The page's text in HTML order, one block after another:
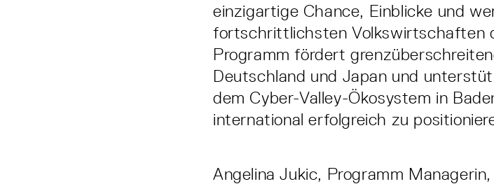
einzigartige Chance, Einblicke und
fortschrittlichsten Volkswirtschaften
Programm fördert
Deutschland und Japan und
dem Cyber-Valley-Ökosystem in
international erfolgreich zu
Angelina Jukic, Programm